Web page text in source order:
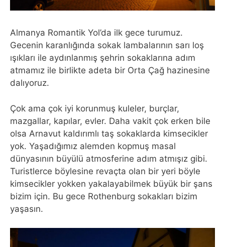
Almanya Romantik Yol’da ilk gece turumuz.
Gecenin karanlığında sokak lambalarının sarı loş
ışıkları ile aydınlanmış şehrin sokaklarına adım
atmamız ile birlikte adeta bir Orta Çağ hazinesine
dalıyoruz.
Çok ama çok iyi korunmuş kuleler, burçlar,
mazgallar, kapılar, evler. Daha vakit çok erken bile
olsa Arnavut kaldırımlı taş sokaklarda kimsecikler
yok. Yaşadığımız alemden kopmuş masal
dünyasının büyülü atmosferine adım atmışız gibi.
Turistlerce böylesine revaçta olan bir yeri böyle
kimsecikler yokken yakalayabilmek büyük bir şans
bizim için. Bu gece Rothenburg sokakları bizim
yaşasın.